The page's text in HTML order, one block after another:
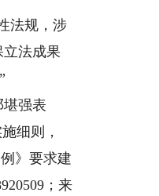
法规，涉
法成果
强表
细则，
》要求建
；来